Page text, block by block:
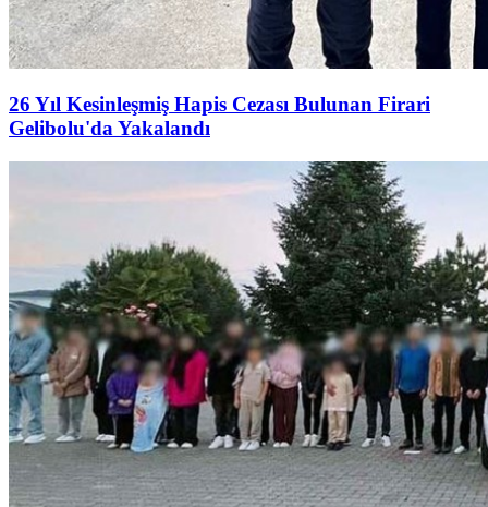
26 Yıl Kesinleşmiş Hapis Cezası Bulunan Firari
Gelibolu'da Yakalandı